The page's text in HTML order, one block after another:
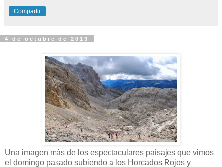
Compartir
4 de octubre de 2013
Una imagen más de los espectaculares paisajes que vimos
el domingo pasado subiendo a los Horcados Rojos y